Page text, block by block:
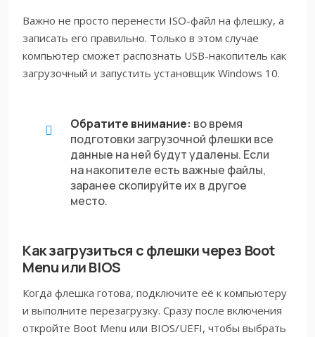
Важно не просто перенести ISO-файл на флешку, а
записать его правильно. Только в этом случае
компьютер сможет распознать USB-накопитель как
загрузочный и запустить установщик Windows 10.
Обратите внимание: во время
подготовки загрузочной флешки все
данные на ней будут удалены. Если
на накопителе есть важные файлы,
заранее скопируйте их в другое
место.
Как загрузиться с флешки через Boot
Menu или BIOS
Когда флешка готова, подключите её к компьютеру
и выполните перезагрузку. Сразу после включения
откройте Boot Menu или BIOS/UEFI, чтобы выбрать